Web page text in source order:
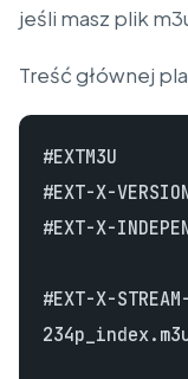
jeśli masz plik
Treść głównej
#EXTM3U
#EXT-X-
#EXT-X-
#EXT-X-